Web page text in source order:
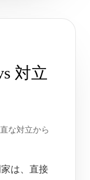
対立
な対立から
は、直接